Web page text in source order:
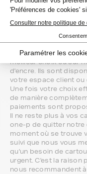
compatibilité de
imprimante
Notre équipe de
meilleur choix ou sur
d'encre. Ils sont
votre espace client
Une fois votre choix
de manière
paiements sont
Il ne reste plus à vos
one-p de quitter notre
moment où se trouve
suivi que nous vous
qu'un besoin de
urgent. C'est la raison
nous recommandent